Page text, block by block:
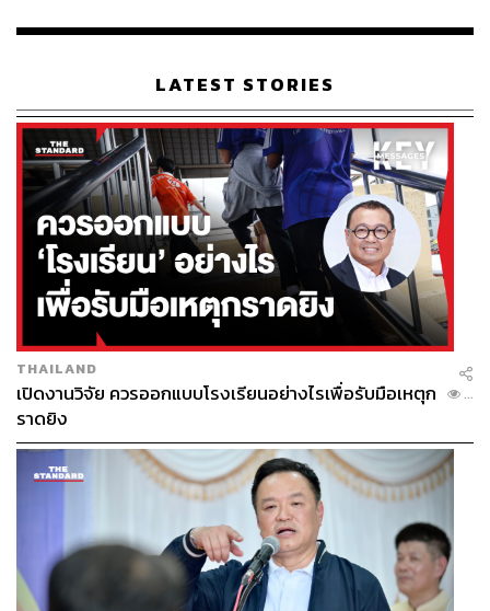
Co-host และ Co-sponsor “องค์การส่วนใหญ่ที่มาเป็น Co-
ต่างๆ อยู่แล้ว อย่างองค์การอนามัยโลกหรือธนาคารโลกที่
ร่วมเป็นเจ้าภาพรวมกับเราทุกปี จะรู้ว่าใครเก่งเรื่องไหนและ
ใครที่เป็นคนสำคัญที่ควรเข้าร่วมประชุมที่จะนำองค์ความรู้
ในประเด็นนั้นๆ ไปต่อยอดได้”
เช่นเดียวกันกับหัวข้อการประชุมที่จะต้องหารือร่วมกันล่วง
หน้าอย่างน้อย 2 ปี “ต้องเป็นประเด็นสำคัญระดับโลก หรือ
บางทีก็หยิบประเด็นร้อนในเวลานั้น อย่างตอนปี เราเอา
ประเด็นโรคระบาดขึ้นมาจัดประชุมออนไลน์ในหัวข้อ
‘COVID-19: Advancing Towards an Equitable and Healthy
World’
เรือนไทยที่ถูกซุกไว้
LATEST STORIES
THAILAND
เปิดงานวิจัย ควรออกแบบโรงเรียนอย่างไรเพื่อรับมือเหตุก
ราดยิง
...